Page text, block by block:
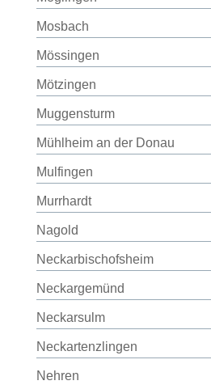
Mosbach
Mössingen
Mötzingen
Muggensturm
Mühlheim an der Donau
Mulfingen
Murrhardt
Nagold
Neckarbischofsheim
Neckargemünd
Neckarsulm
Neckartenzlingen
Nehren